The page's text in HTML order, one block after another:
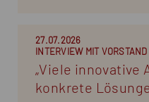
27.07.2026
INTERVIEW MIT
„Viele innovative
konkrete